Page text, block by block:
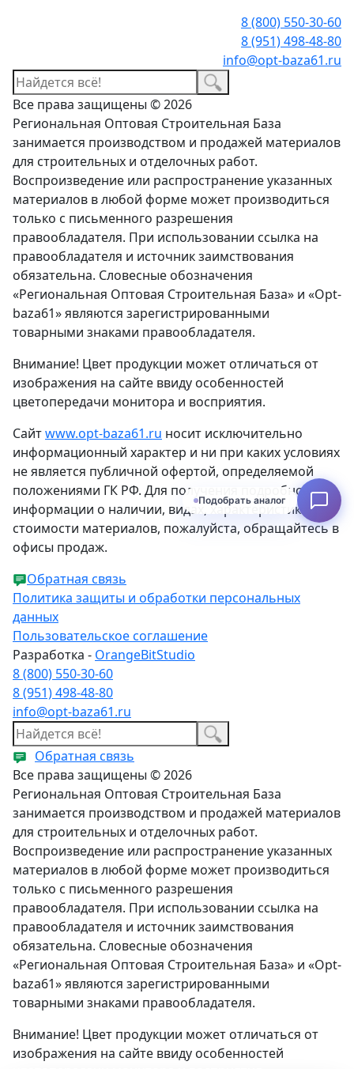
8 (800) 550-30-60
8 (951) 498-48-80
info@opt-baza61.ru
Все права защищены © 2026
Региональная Оптовая Строительная База
занимается производством и продажей материалов
для строительных и отделочных работ.
Воспроизведение или распространение указанных
материалов в любой форме может производиться
только с письменного разрешения
правообладателя. При использовании ссылка на
правообладателя и источник заимствования
обязательна. Словесные обозначения
«Региональная Оптовая Строительная База» и «Opt-
baza61» являются зарегистрированными
товарными знаками правообладателя.
Внимание! Цвет продукции может отличаться от
изображения на сайте ввиду особенностей
цветопередачи монитора и восприятия.
Сайтwww.opt-baza61.ru носит исключительно
информационный характер и ни при каких условиях
не является публичной офертой, определяемой
положениями ГК РФ. Для получения подробной
информации о наличии, видах, характеристиках и
стоимости материалов, пожалуйста, обращайтесь в
офисы продаж.
Обратная связь
Политика защиты и обработки персональных
данных
Пользовательское соглашение
Разработка - OrangeBitStudio
8 (800) 550-30-60
8 (951) 498-48-80
info@opt-baza61.ru
Обратная связь
Все права защищены © 2026
Региональная Оптовая Строительная База
занимается производством и продажей материалов
для строительных и отделочных работ.
Воспроизведение или распространение указанных
материалов в любой форме может производиться
только с письменного разрешения
правообладателя. При использовании ссылка на
правообладателя и источник заимствования
обязательна. Словесные обозначения
«Региональная Оптовая Строительная База» и «Opt-
baza61» являются зарегистрированными
товарными знаками правообладателя.
Внимание! Цвет продукции может отличаться от
изображения на сайте ввиду особенностей
Подобрать аналог